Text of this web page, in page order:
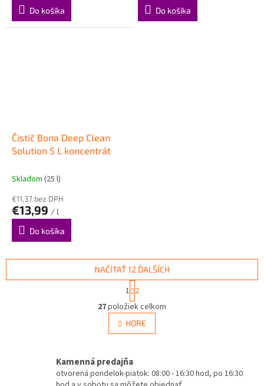
Do košíka
Do košíka
Čistič Bona Deep Clean
Solution 5 L koncentrát
Skladom (25 l)
€11,37 bez DPH
€13,99 / l
Do košíka
O
v
l
á
a
c
i
NAČÍTAŤ 12 ĎALŠÍCH
t
r
á
n
k
a
n
1 2
27položiek celkom
HORE
Kamenná predajňa
otvorená pondelok-piatok: 08:00 - 16:30 hod, po 16:30